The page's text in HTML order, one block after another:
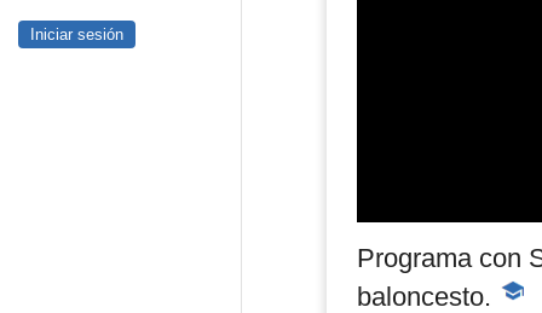
Iniciar sesión
Programa con
baloncesto.
-